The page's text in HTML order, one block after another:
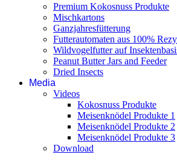
Premium Kokosnuss Produkte
Mischkartons
Ganzjahresfütterung
Futterautomaten aus 100%
Wildvogelfutter auf
Peanut Butter Jars and Feeder
Dried Insects
Media
Videos
Kokosnuss Produkte
Meisenknödel Produkte 1
Meisenknödel Produkte 2
Meisenknödel Produkte 3
Download